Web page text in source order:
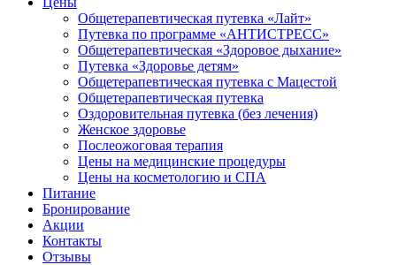
Общетерапевтическая путевка «Лайт»
Путевка по программе «АНТИСТРЕСС»
Общетерапевтическая «Здоровое дыхание»
Путевка «Здоровье детям»
Общетерапевтическая путевка с Мацестой
Общетерапевтическая путевка
Оздоровительная путевка (без лечения)
Женское здоровье
Послеожоговая терапия
Цены на медицинские процедуры
Цены на косметологию и СПА
Питание
Бронирование
Акции
Контакты
Отзывы